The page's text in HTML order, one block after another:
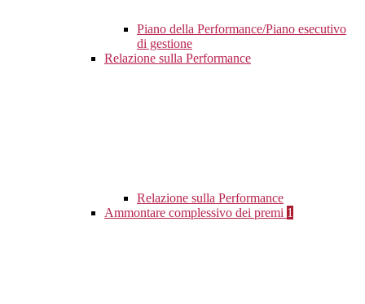
Piano della Performance/Piano esecutivo
di gestione
Relazione sulla Performance
Relazione sulla Performance
Ammontare complessivo dei premi 1